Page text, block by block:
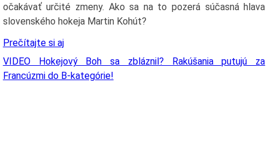
očakávať určité zmeny. Ako sa na to pozerá súčasná hlava
slovenského hokeja Martin Kohút?
Prečítajte si aj
VIDEO Hokejový Boh sa zbláznil? Rakúšania putujú za
Francúzmi do B-kategórie!